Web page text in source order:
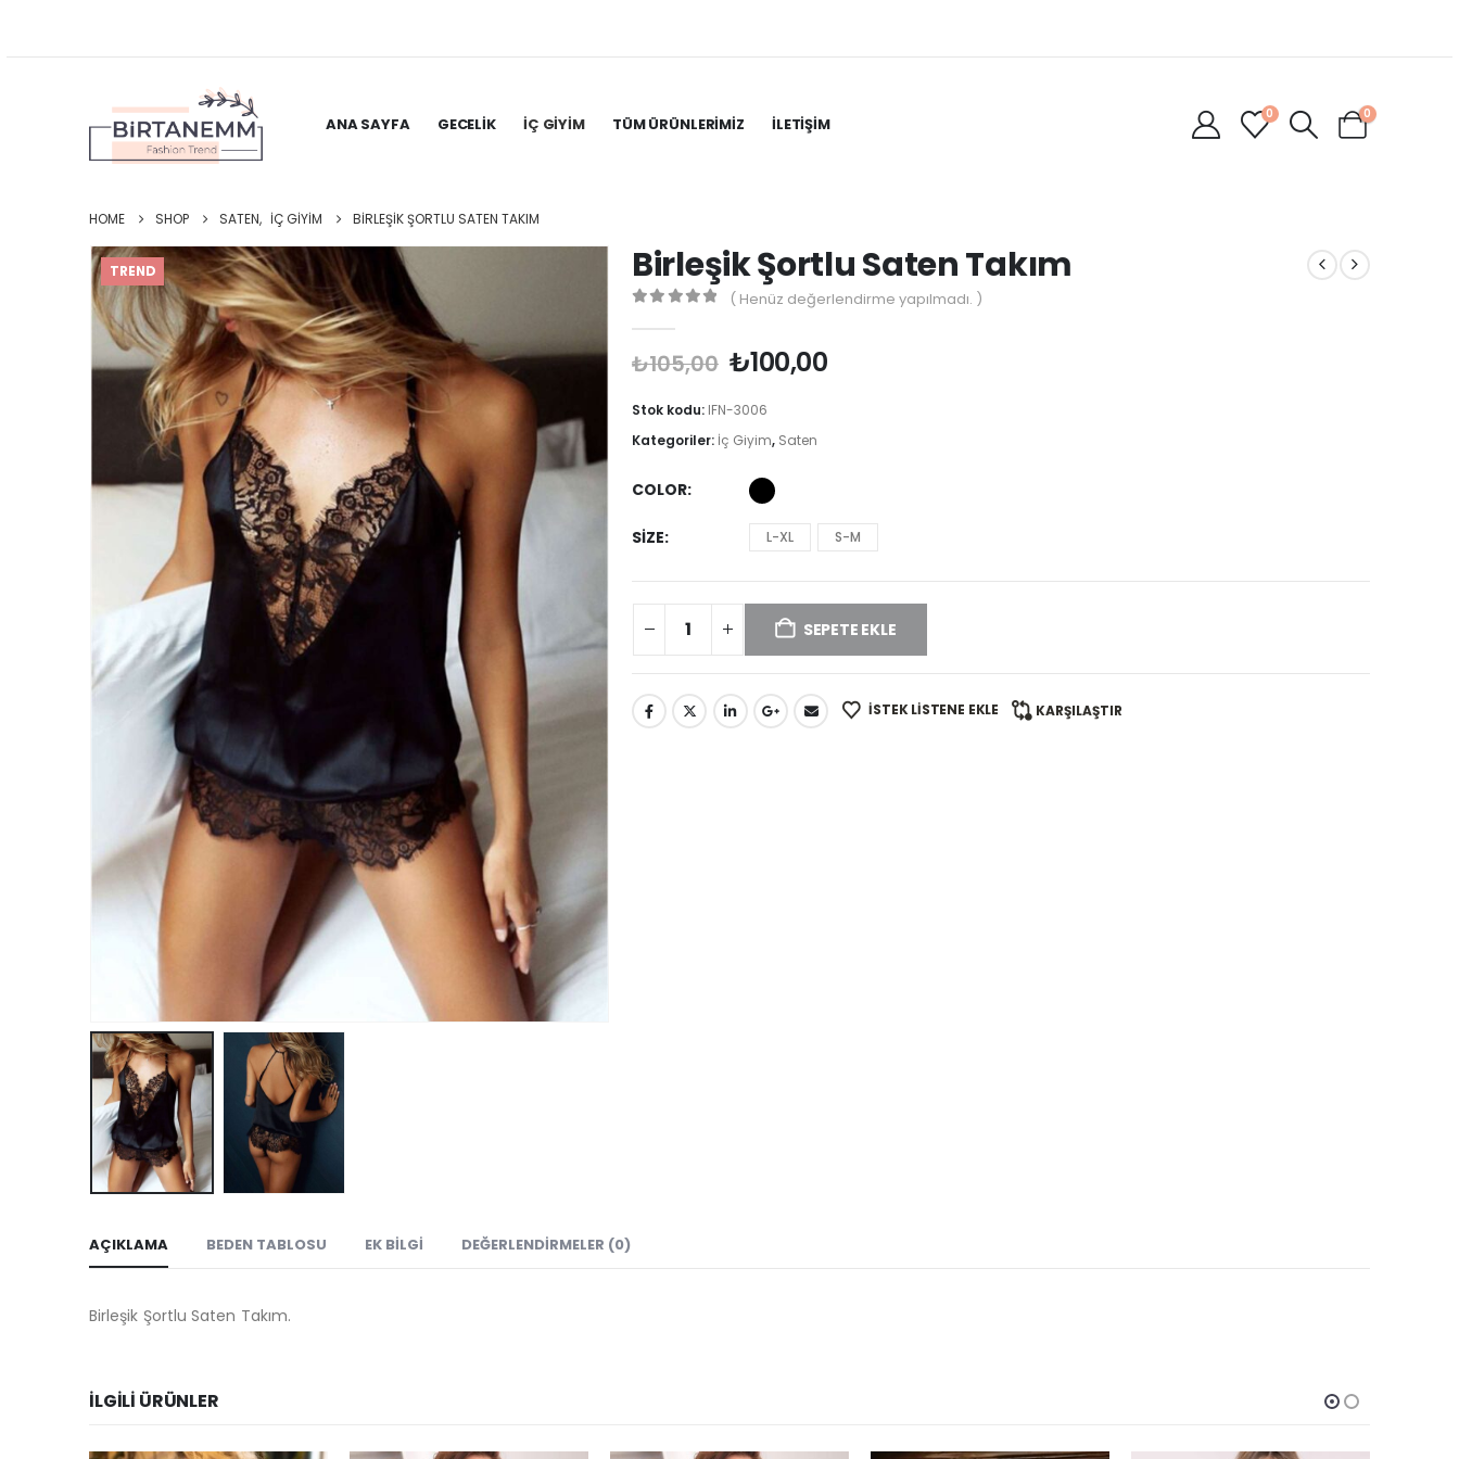
ANA SAYFA GECELIK İÇ GIYIM TÜM ÜRÜNLERIMIZ İLETIŞIM
0 0
HOME SHOP SATEN, İÇ GIYIM BIRLEŞIK ŞORTLU SATEN TAKIM
TREND Birleşik Şortlu Saten Takım
( Henüz değerlendirme yapılmadı. )
₺105,00 Orijinal
₺105,00.
₺100,00Şu
Stok kodu: IFN-3006
Kategoriler: İç Giyim, Saten
COLOR
SIZE L-XL S-M
SEPETE EKLE
İSTEK LISTENE EKLE KARŞILAŞTIR
AÇIKLAMA BEDEN TABLOSU EK BILGI DEĞERLENDIRMELER (0)
Birleşik Şortlu Saten Takım.
İLGILI ÜRÜNLER